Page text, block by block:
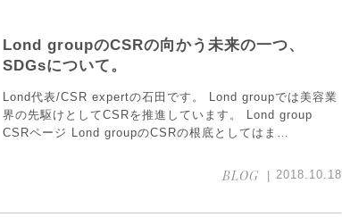
Lond groupのCSRの向かう未来の一つ、
SDGsについて。
Lond代表/CSR expertの石田です。 Lond groupでは美容業
界の先駆けとしてCSRを推進しています。 Lond group
CSRページ Lond groupのCSRの根底としてはま…
BLOG 2018.10.18